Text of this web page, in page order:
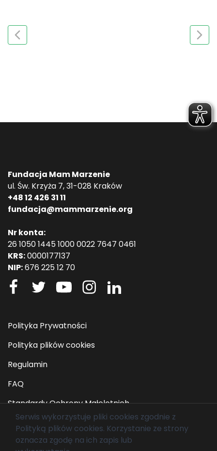
Fundacja Mam Marzenie
ul. Św. Krzyża 7, 31-028 Kraków
+48 12 426 31 11
fundacja@mammarzenie.org
Nr konta:
26 1050 1445 1000 0022 7647 0461
KRS:0000177137
NIP:676 225 12 70
Polityka Prywatności
Polityka plików cookies
Regulamin
FAQ
Standardy Ochrony Małoletnich
© 2026 Fundacja Mam Marzenie. Wszelkie prawa
zastrzeżone.
Serwis wykorzystuje pliki cookies zgodnie z
Polityką plików cookies. Korzystanie ze strony
oznacza zgodę na ich zapis lub